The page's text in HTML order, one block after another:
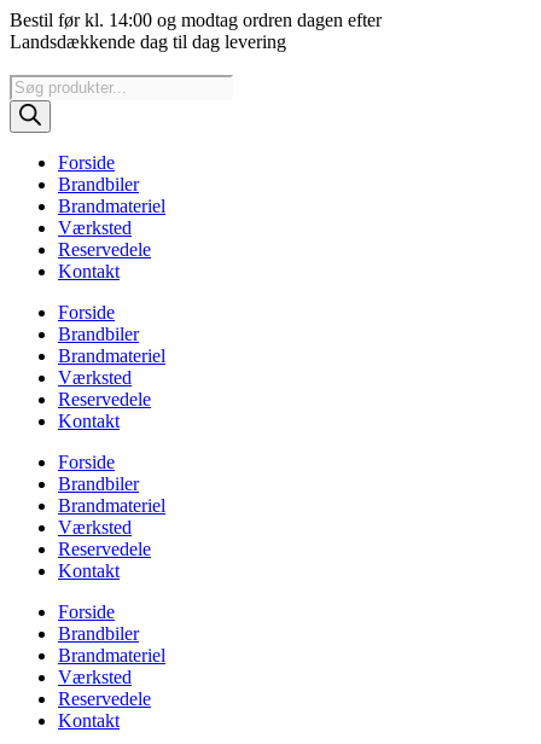
Videre
til
Bestil før kl. 14:00 og modtag ordren dagen efter
Landsdækkende dag til dag levering
Products
search
Forside
Brandbiler
Brandmateriel
Værksted
Reservedele
Kontakt
Forside
Brandbiler
Brandmateriel
Værksted
Reservedele
Kontakt
Forside
Brandbiler
Brandmateriel
Værksted
Reservedele
Kontakt
Forside
Brandbiler
Brandmateriel
Værksted
Reservedele
Kontakt